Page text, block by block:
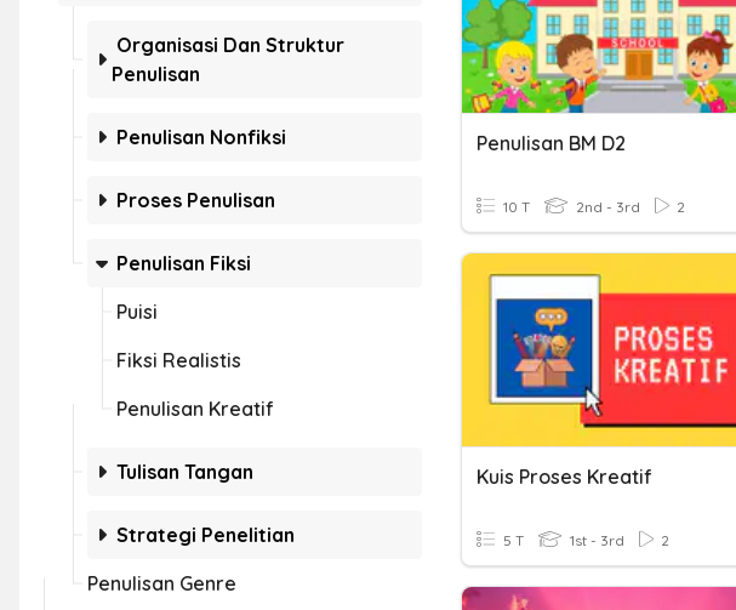
Organisasi Dan Struktur
Penulisan
Penulisan Nonfiksi
Proses Penulisan
Penulisan Fiksi
Puisi
Fiksi Realistis
Penulisan Kreatif
Tulisan Tangan
Strategi Penelitian
Penulisan Genre
Penulisan BM D2
10 T 2nd - 3rd 2
Kuis Proses Kreatif
5 T 1st - 3rd 2